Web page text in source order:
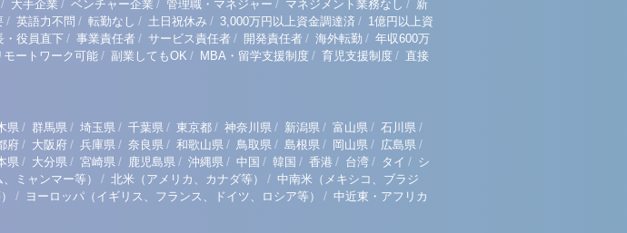
/ 大手企業 / ベンチャー企業 / 管理職・マネジャー / マネジメント業務なし / 新
/ 英語力不問 / 転勤なし / 土日祝休み / 3,000万円以上資金調達済 / 1億円以上資
・役員直下 / 事業責任者 / サービス責任者 / 開発責任者 / 海外転勤 / 年収600万
モートワーク可能 / 副業してもOK / MBA・留学支援制度 / 育児支援制度 / 直接
県 / 群馬県 / 埼玉県 / 千葉県 / 東京都 / 神奈川県 / 新潟県 / 富山県 / 石川県 /
府 / 大阪府 / 兵庫県 / 奈良県 / 和歌山県 / 鳥取県 / 島根県 / 岡山県 / 広島県 /
県/ 大分県 / 宮崎県 / 鹿児島県 / 沖縄県 / 中国 / 韓国 / 香港 / 台湾 / タイ / シ
ミャンマー等） / 北米（アメリカ、カナダ等） / 中南米（メキシコ、ブラジ
/ ヨーロッパ（イギリス、フランス、ドイツ、ロシア等） / 中近東・アフリカ